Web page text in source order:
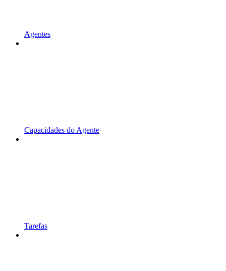
Agentes
Capacidades do Agente
Tarefas